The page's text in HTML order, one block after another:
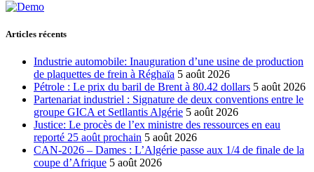
Articles récents
Industrie automobile: Inauguration d’une usine de production
de plaquettes de frein à Réghaïa 5 août 2026
Pétrole : Le prix du baril de Brent à 80.42 dollars 5 août 2026
Partenariat industriel : Signature de deux conventions entre le
groupe GICA et Setllantis Algérie 5 août 2026
Justice: Le procès de l’ex ministre des ressources en eau
reporté 25 août prochain 5 août 2026
CAN-2026 – Dames : L’Algérie passe aux 1/4 de finale de la
coupe d’Afrique 5 août 2026